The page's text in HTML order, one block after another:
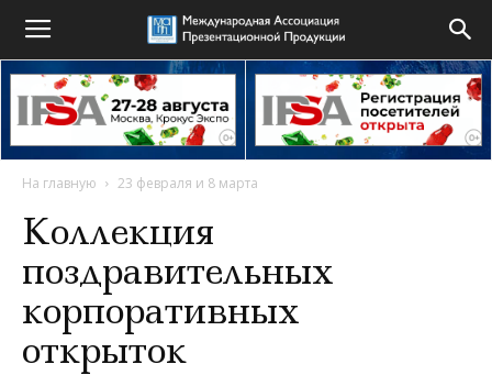
На главную 23 февраля и 8 марта
Коллекция
поздравительных
корпоративных
открыток